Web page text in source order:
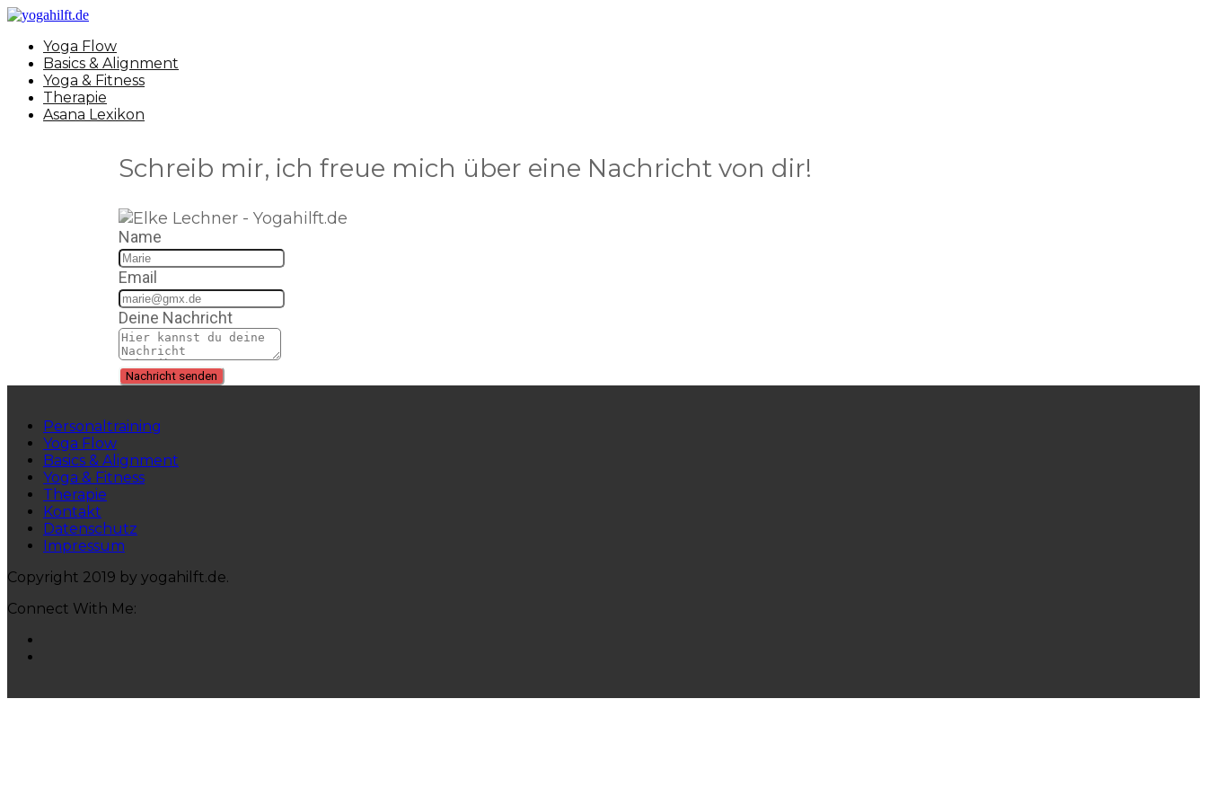
Yoga Flow
Basics & Alignment
Yoga & Fitness
Therapie
Asana Lexikon
Schreib mir, ich freue mich über eine Nachricht von dir!
Name
Email
Deine Nachricht
Nachricht senden
Personaltraining
Yoga Flow
Basics & Alignment
Yoga & Fitness
Therapie
Kontakt
Datenschutz
Impressum
Copyright 2019 by yogahilft.de.
Connect With Me: